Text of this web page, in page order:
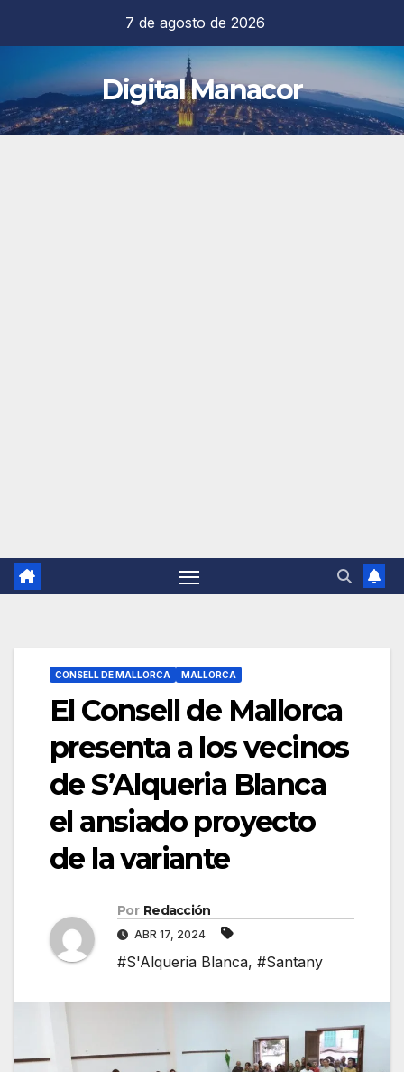
contenido
7 de agosto de 2026
Digital Manacor
CONSELL DE MALLORCA MALLORCA
El Consell de Mallorca
presenta a los vecinos
de S’Alqueria Blanca
el ansiado proyecto
de la variante
Por Redacción
ABR 17, 2024
#S'Alqueria Blanca, #Santany